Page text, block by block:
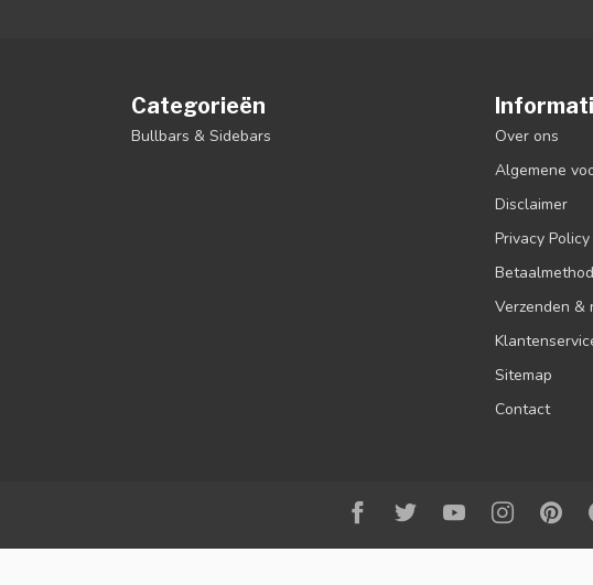
Categorieën
Bullbars & Sidebars
Over ons
Algemene
Disclaimer
Privacy Policy
Verzenden &
Sitemap
Contact